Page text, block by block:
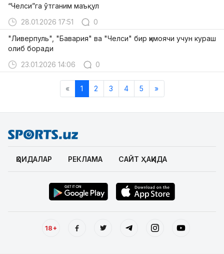
“Челси”га ўтганим маъқул
28.01.2026 17:51
0
"Ливерпуль", "Бавария" ва "Челси" бир ҳимоячи учун кураш
олиб боради
23.01.2026 14:06
0
« 1 2 3 4 5 »
ҚОИДАЛАР РЕКЛАМА САЙТ ҲАҚИДА
18+